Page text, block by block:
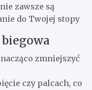
zawsze są
do Twojej stopy
zmniejszyć
czy palcach, co